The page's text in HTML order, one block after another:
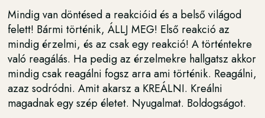
Mindig van döntésed a reakcióid és a belső világod
felett! Bármi történik, ÁLLJ MEG! Első reakció az
mindig érzelmi, és az csak egy reakció! A történtekre
való reagálás. Ha pedig az érzelmekre hallgatsz akkor
mindig csak reagálni fogsz arra ami történik. Reagálni,
azaz sodródni. Amit akarsz a KREÁLNI. Kreálni
magadnak egy szép életet. Nyugalmat. Boldogságot.